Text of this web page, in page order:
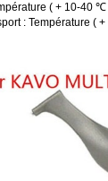
( + 10-40
: Température (